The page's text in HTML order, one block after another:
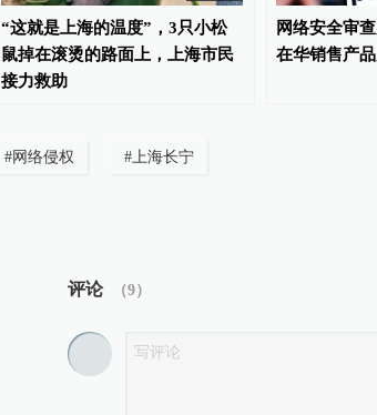
“这就是上海的温度”，3只小松
鼠掉在滚烫的路面上，上海市民
接力救助
网络安全审
在华销售产
#网络侵权 #上海长宁
评论 （9）